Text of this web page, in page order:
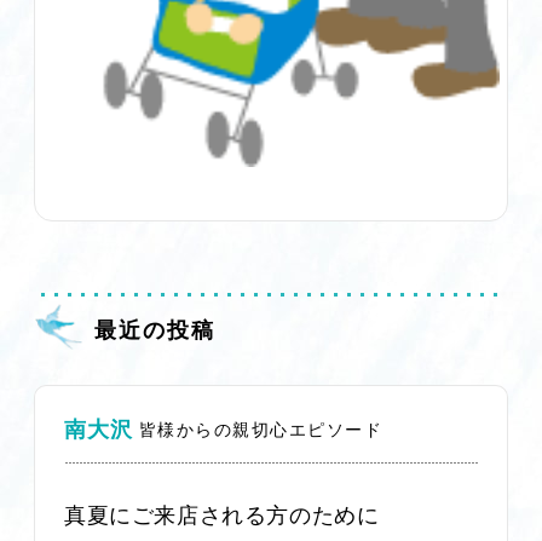
最近の投稿
南大沢 皆様からの親切心エピソード
真夏にご来店される方のために